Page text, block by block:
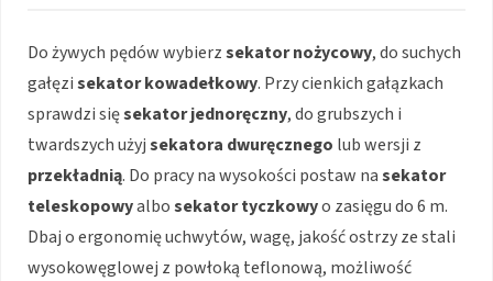
Do żywych pędów wybierzsekator nożycowy, do suchych
gałęzisekator kowadełkowy. Przy cienkich gałązkach
sprawdzi sięsekator jednoręczny, do grubszych i
twardszych użyjsekatora dwuręcznego lub wersji z
przekładnią. Do pracy na wysokości postaw nasekator
teleskopowyalbosekator tyczkowyo zasięgu do 6 m.
Dbaj o ergonomię uchwytów, wagę, jakość ostrzy ze stali
wysokowęglowej z powłoką teflonową, możliwość